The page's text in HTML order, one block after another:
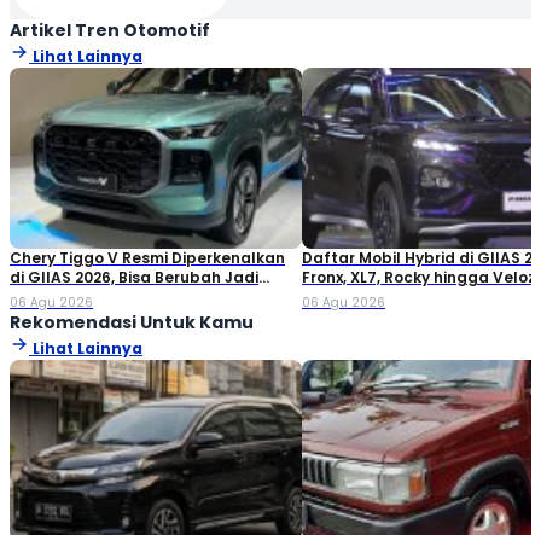
Artikel Tren Otomotif
Lihat Lainnya
Chery Tiggo V Resmi Diperkenalkan
di GIIAS 2026, Bisa Berubah Jadi
Double Cabin
06 Agu 2026
Daftar Mobil Hybrid di GIIAS
Fronx, XL7, Rocky hingga Veloz!
06 Agu 2026
Rekomendasi Untuk Kamu
Lihat Lainnya